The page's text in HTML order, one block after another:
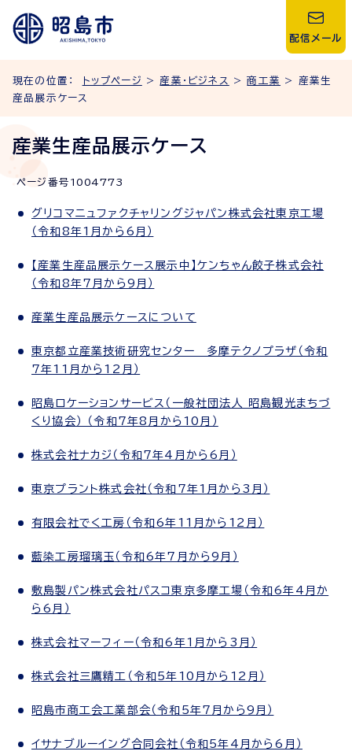
配信メール
現在の位置： トップページ > 産業・ビジネス >商工業
> 産業生
産品展示ケース
産業生産品展示ケース
ページ番号 1004773
グリコマニュファクチャリングジャパン株式会社東京工場
（令和8年1月から6月）
【産業生産品展示ケース展示中】ケンちゃん餃子株式会社
（令和8年7月から9月）
産業生産品展示ケースについて
東京都立産業技術研究センター 多摩テクノプラザ（令和
7年11月から12月）
昭島ロケーションサービス（一般社団法人 昭島観光まちづ
くり協会） （令和7年8月から10月）
株式会社ナカジ（令和7年4月から6月）
東京プラント株式会社（令和7年1月から3月）
有限会社でく工房（令和6年11月から12月）
藍染工房瑠璃玉（令和6年7月から9月）
敷島製パン株式会社パスコ東京多摩工場（令和6年4月か
ら6月）
株式会社マーフィー（令和6年1月から3月）
株式会社三鷹精工（令和5年10月から12月）
昭島市商工会工業部会（令和5年7月から9月）
イサナブルーイング合同会社（令和5年4月から6月）